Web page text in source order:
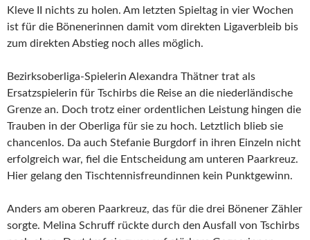
Kleve II nichts zu holen. Am letzten Spieltag in vier Wochen
ist für die Bönenerinnen damit vom direkten Ligaverbleib bis
zum direkten Abstieg noch alles möglich.
Bezirksoberliga-Spielerin Alexandra Thätner trat als
Ersatzspielerin für Tschirbs die Reise an die niederländische
Grenze an. Doch trotz einer ordentlichen Leistung hingen die
Trauben in der Oberliga für sie zu hoch. Letztlich blieb sie
chancenlos. Da auch Stefanie Burgdorf in ihren Einzeln nicht
erfolgreich war, fiel die Entscheidung am unteren Paarkreuz.
Hier gelang den Tischtennisfreundinnen kein Punktgewinn.
Anders am oberen Paarkreuz, das für die drei Bönener Zähler
sorgte. Melina Schruff rückte durch den Ausfall von Tschirbs